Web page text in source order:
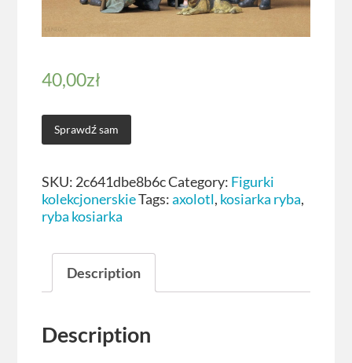
40,00zł
Sprawdź sam
SKU: 2c641dbe8b6cCategory: Figurki
kolekcjonerskieTags:axolotl, kosiarka ryba,
ryba kosiarka
Description
Description